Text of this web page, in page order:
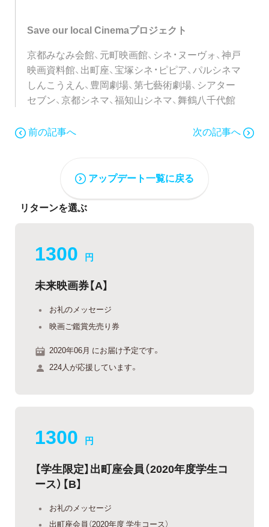
Save our local Cinemaプロジェクト
京都みなみ会館、元町映画館、シネ・ヌーヴォ、神戸
映画資料館、出町座、宝塚シネ・ピピア、パルシネマ
しんこうえん、豊岡劇場、第七藝術劇場、シアター
セブン、京都シネマ、福知山シネマ、舞鶴八千代館
前の記事へ 次の記事へ
アップデート一覧に戻る
リターンを選ぶ
1300 円
未来映画券【A】
お礼のメッセージ
映画ご鑑賞先売り券
2020年06月 にお届け予定です。
224人が応援しています。
1300 円
【学生限定】出町座会員（2020年度学生コ
ース）【B】
お礼のメッセージ
出町座会員（2020年度 学生コース）